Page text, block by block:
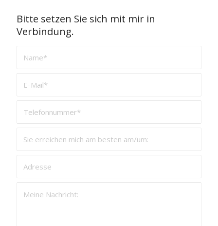
Bitte setzen Sie sich mit mir in
Verbindung.